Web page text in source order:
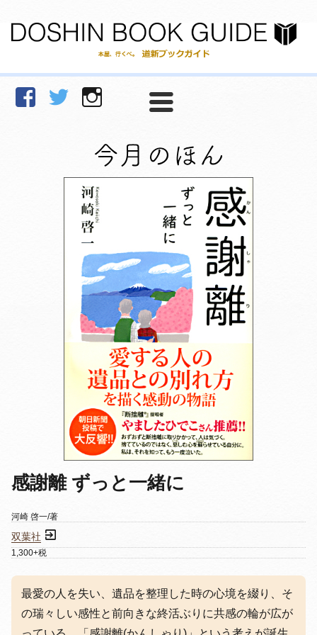
facebookTwitter Instagram
感謝離 ずっと一緒に
河崎 啓一/著
双葉社
1,300+税
最愛の人を失い、遺品を整理した時の心境を綴り、そ
の瑞々しい感性と前向きな終活ぶりに共感の輪が広が